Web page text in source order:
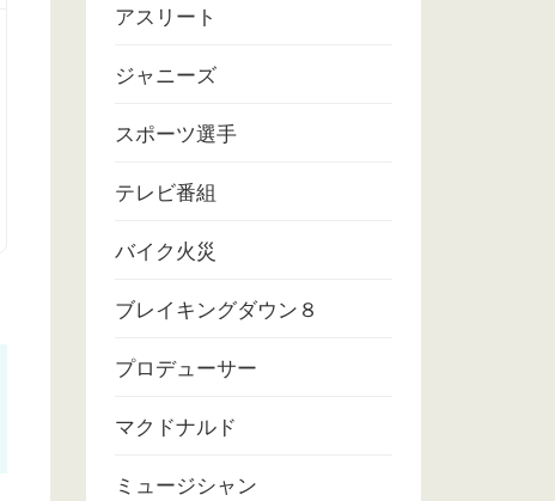
アスリート
ジャニーズ
スポーツ選手
テレビ番組
バイク火災
ブレイキングダウン８
プロデューサー
マクドナルド
ミュージシャン